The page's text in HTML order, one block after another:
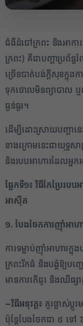
ជំងឺដំបៅក្រពះ និងអាកា
ក្រពះ) គឺជាបញ្ហាប្រព័ន្
ច្រើនបាត់បង់ក្តីសុខក្នុង
ទុកចោលមិនព្យាបាល ឬ
ធ្ងន់ធ្ងរ។
ដើម្បីដោះស្រាយបញ្ហាន
ខាងក្រោមនេះជាយុទ្ធសា
និងរបបអាហារដែលអ្នកអ
ផ្នែកទី១៖ វិធីកែប្រែរប
អាស៊ីត
១. បែងចែកការញ៉ាំអាហ
ការទម្លាប់ញ៉ាំអាហារក្
ក្រពះរីកធំ និងបង្ខំឱ្យប
មានការភើជូរ និងឈឺផ្សា
–វិធីអនុវត្ត៖គួរផ្លាស់ប្តូ
ប៉ុន្តែបែងចែកជា ៥ ទ